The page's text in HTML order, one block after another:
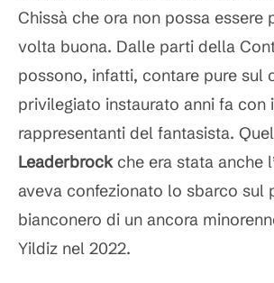
Chissà che ora non possa essere
volta buona. Dalle parti della
possono, infatti, contare pure sul
privilegiato instaurato anni fa con i
rappresentanti del fantasista.
Leaderbrockche era stata anche
aveva confezionato lo sbarco sul
bianconero di un ancora
Yildiz nel 2022.